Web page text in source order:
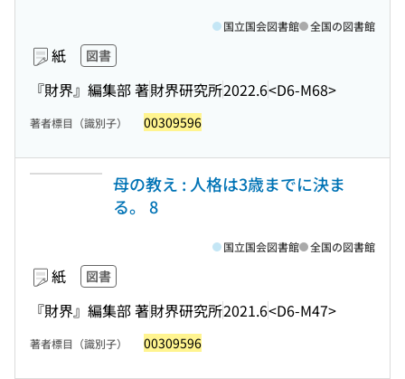
紙 図書
『財界』編集部 著財界研究所2022.6<D6-M68>
国立国会図書館 全国の図書館
著者標目（識別子） 00309596
母の教え : 人格は3歳までに決ま
る。 8
紙 図書
『財界』編集部 著財界研究所2021.6<D6-M47>
国立国会図書館 全国の図書館
著者標目（識別子） 00309596